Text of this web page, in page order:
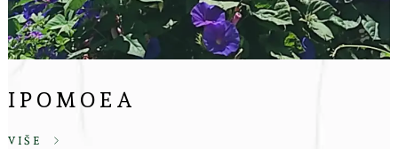
IPOMOEA
VIŠE